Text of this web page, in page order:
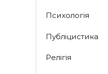
Психологія
Публіцистика
Релігія